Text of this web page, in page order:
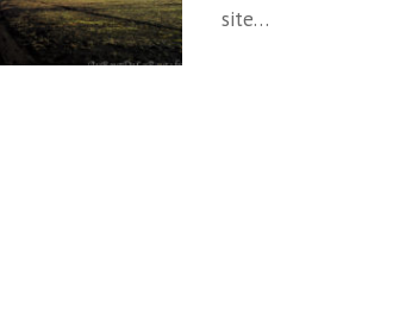
site…